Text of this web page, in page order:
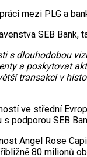
mezi PLG a
SEB
s dlouhodobou
a poskytovat
transakci v
ve střední
podporou SEB
Angel Rose
80 milionů